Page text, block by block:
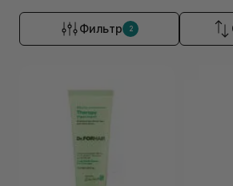
Фильтр 2